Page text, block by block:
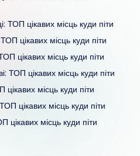
цікавих місць куди піти
цікавих місць куди піти
цікавих місць куди піти
ТОП цікавих місць куди піти
місць куди піти
цікавих місць куди піти
цікавих місць куди піти